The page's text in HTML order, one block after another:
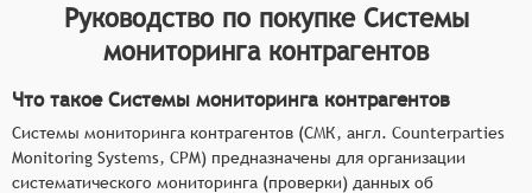
Руководство по покупке Системы
мониторинга контрагентов
Что такое Системы мониторинга контрагентов
Системы мониторинга контрагентов (СМК, англ. Counterparties
Monitoring Systems, CPM) предназначены для организации
систематического мониторинга (проверки) данных об